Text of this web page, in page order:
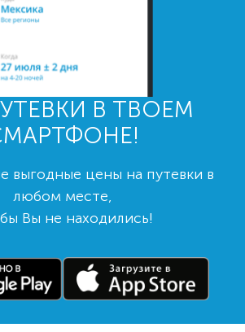
В ТВОЕМ
выгодные цены на путевки в
любом месте,
Вы не находились!